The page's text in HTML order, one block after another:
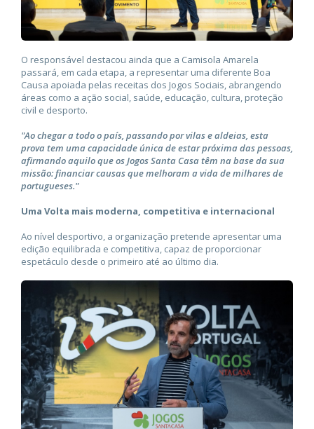
O responsável destacou ainda que a Camisola Amarela
passará, em cada etapa, a representar uma diferente Boa
Causa apoiada pelas receitas dos Jogos Sociais, abrangendo
áreas como a ação social, saúde, educação, cultura, proteção
civil e desporto.
"Ao chegar a todo o país, passando por vilas e aldeias, esta
prova tem uma capacidade única de estar próxima das pessoas,
afirmando aquilo que os Jogos Santa Casa têm na base da sua
missão: financiar causas que melhoram a vida de milhares de
portugueses."
Uma Volta mais moderna, competitiva e internacional
Ao nível desportivo, a organização pretende apresentar uma
edição equilibrada e competitiva, capaz de proporcionar
espetáculo desde o primeiro até ao último dia.